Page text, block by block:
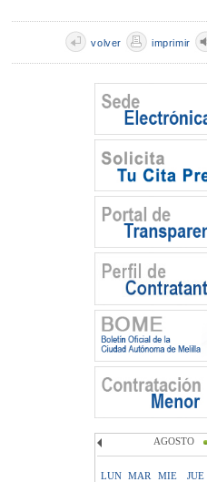
imprimir
volver
AGOSTO
LUN MAR MIE JUE